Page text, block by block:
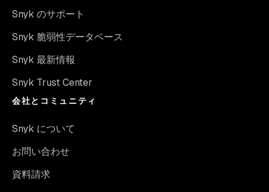
Snyk のサポート
Snyk 脆弱性データベース
Snyk 最新情報
Snyk Trust Center
会社とコミュニティ
Snyk について
お問い合わせ
資料請求